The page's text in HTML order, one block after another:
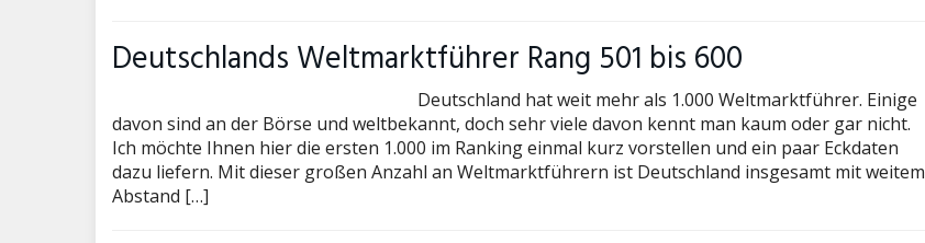
Deutschlands Weltmarktführer Rang 501 bis 600
Deutschland hat weit mehr als 1.000 Weltmarktführer. Einige
davon sind an der Börse und weltbekannt, doch sehr viele davon kennt man kaum oder gar nicht.
Ich möchte Ihnen hier die ersten 1.000 im Ranking einmal kurz vorstellen und ein paar Eckdaten
dazu liefern. Mit dieser großen Anzahl an Weltmarktführern ist Deutschland insgesamt mit weitem
Abstand […]